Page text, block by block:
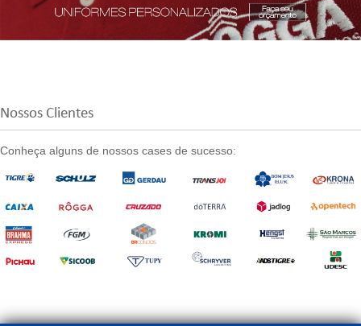
Nossos Clientes
Conheça alguns de nossos cases de sucesso: